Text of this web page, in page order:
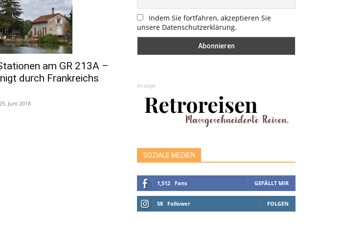
am GR 213A –
durch Frankreichs
Juni 2018
Indem Sie fortfahren, akzeptieren Sie
unsere Datenschutzerklärung.
Anzeige
SOZIALE MEDIEN
1,512 Fans GEFÄLLT MIR
58 Follower FOLGEN